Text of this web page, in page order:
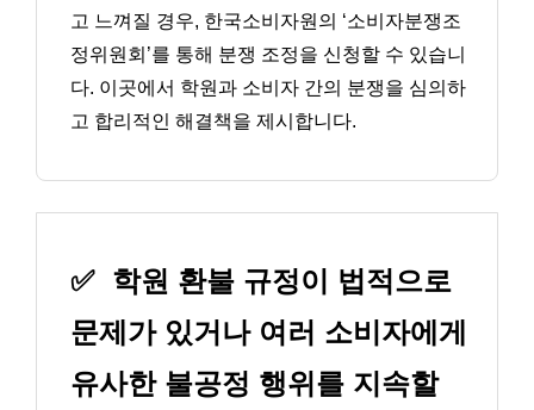
고 느껴질 경우, 한국소비자원의 ‘소비자분쟁조
정위원회’를 통해 분쟁 조정을 신청할 수 있습니
다. 이곳에서 학원과 소비자 간의 분쟁을 심의하
고 합리적인 해결책을 제시합니다.
✅ 학원 환불 규정이 법적으로
문제가 있거나 여러 소비자에게
유사한 불공정 행위를 지속할